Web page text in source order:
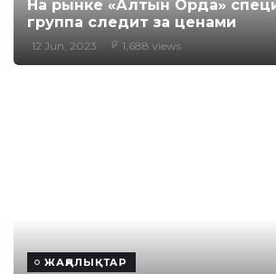
На рынке «Алтын Орда»
группа следит за ценами
12 Jun, 2023 1,688 views
ЖАҢАЛЫҚТАР